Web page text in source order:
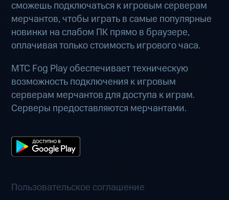
сможешь подключаться к игровым серверам
мерчантов, чтобы играть в самые популярные
новинки на слабом ПК прямо в браузере,
оплачивая только стоимость игрового часа.
МТС Fog Play обеспечивает техническую
возможность подключения к игровым
серверам мерчантов для доступа к играм.
Серверы предоставляются мерчантами.
Пользовательское соглашение